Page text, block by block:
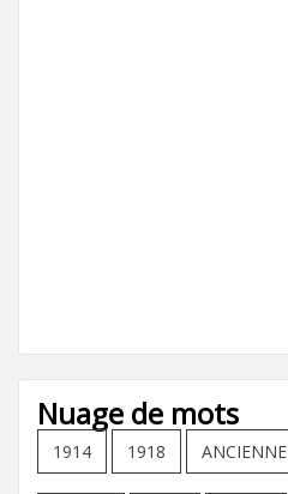
Nuage de mots
1914 1918 ANCIENNE